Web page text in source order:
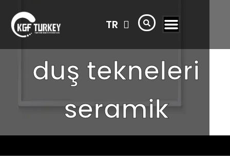
TR
AR
duş tekneleri
seramik